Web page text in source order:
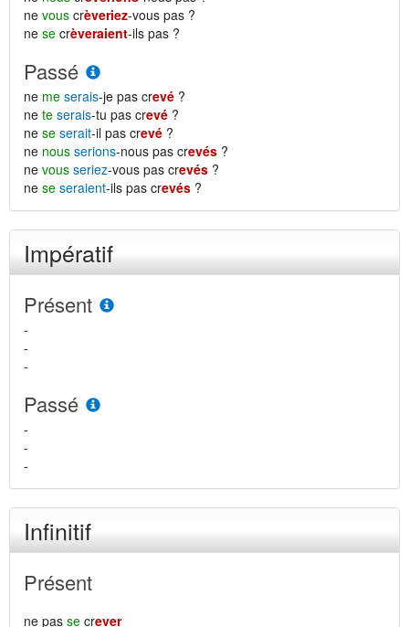
ne vous crèveriez-vous pas ?
ne se crèveraient-ils pas ?
Passé
ne me serais-je pas crevé ?
ne te serais-tu pas crevé ?
ne se serait-il pas crevé ?
ne nous serions-nous pas crevés ?
ne vous seriez-vous pas crevés ?
ne se seraient-ils pas crevés ?
Impératif
Présent
-
-
-
Passé
-
-
-
Infinitif
Présent
ne pas se crever